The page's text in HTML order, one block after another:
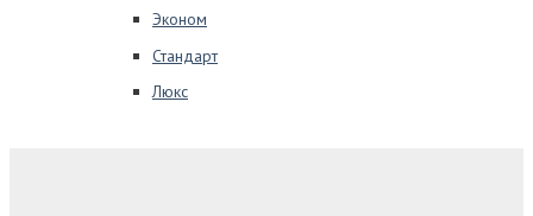
Эконом
Стандарт
Люкс